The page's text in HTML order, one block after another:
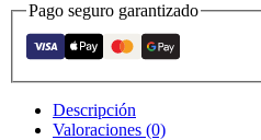
Pago seguro garantizado
Descripción
Valoraciones (0)